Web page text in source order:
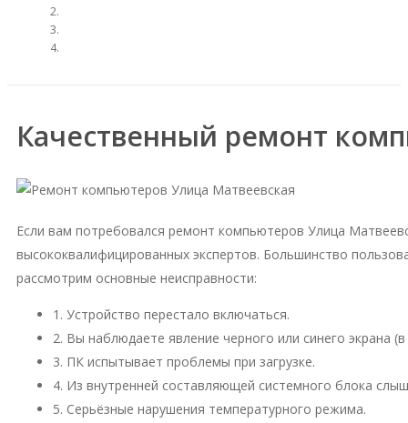
Качественный ремонт
Если вам потребовался ремонт компьютеров Улица
высококвалифицированных экспертов. Большинство
рассмотрим основные неисправности:
1. Устройство перестало включаться.
2. Вы наблюдаете явление черного или синего экрана
3. ПК испытывает проблемы при загрузке.
4. Из внутренней составляющей системного блока
5. Серьёзные нарушения температурного режима.